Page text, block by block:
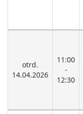
otrd.
14.04.2026
11:00
-
12:30